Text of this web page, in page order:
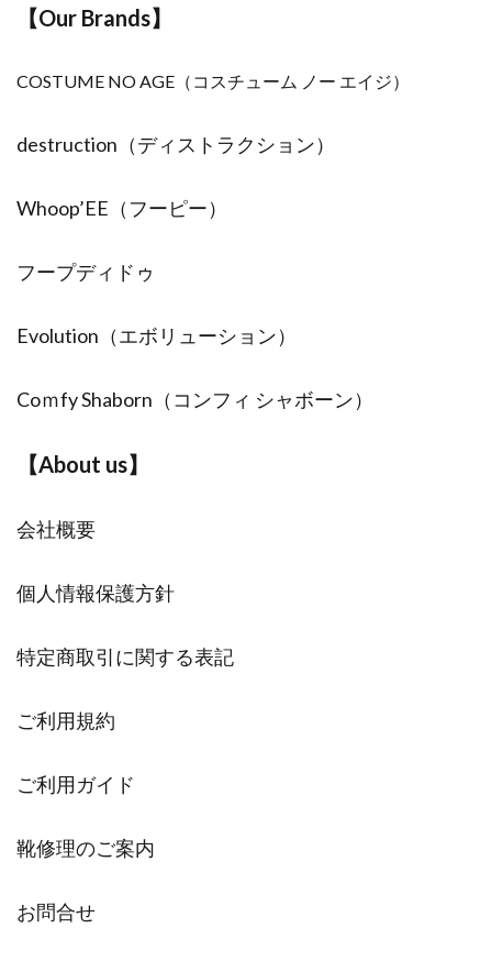
【Our Brands】
COSTUME NO AGE （コスチューム ノー エイジ）
destruction（ディストラクション）
Whoop’EE（フーピー）
フープディドゥ
Evolution（エボリューション）
Coｍfy Shaborn（コンフィ シャボーン）
【About us】
会社概要
個人情報保護方針
特定商取引に関する表記
ご利用規約
ご利用ガイド
靴修理のご案内
お問合せ